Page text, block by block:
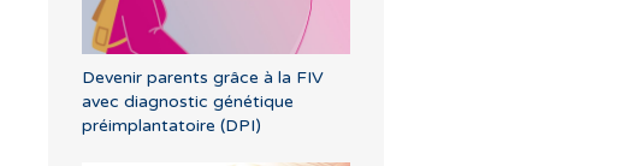
Devenir parents grâce à la FIV
avec diagnostic génétique
préimplantatoire (DPI)